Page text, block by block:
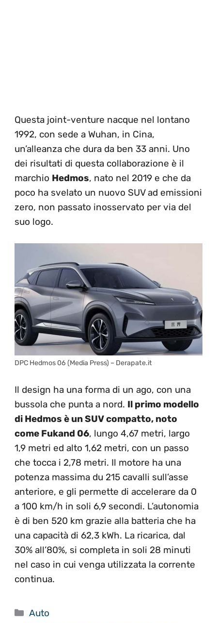
Questa joint-venture nacque nel lontano
1992, con sede a Wuhan, in Cina,
un’alleanza che dura da ben 33 anni. Uno
dei risultati di questa collaborazione è il
marchio Hedmos, nato nel 2019 e che da
poco ha svelato un nuovo SUV ad emissioni
zero, non passato inosservato per via del
suo logo.
DPC Hedmos 06 (Media Press) – Derapate.it
Il design ha una forma di un ago, con una
bussola che punta a nord. Il primo modello
di Hedmos è un SUV compatto, noto
come Fukand 06, lungo 4,67 metri, largo
1,9 metri ed alto 1,62 metri, con un passo
che tocca i 2,78 metri. Il motore ha una
potenza massima du 215 cavalli sull’asse
anteriore, e gli permette di accelerare da 0
a 100 km/h in soli 6,9 secondi. L’autonomia
è di ben 520 km grazie alla batteria che ha
una capacità di 62,3 kWh. La ricarica, dal
30% all’80%, si completa in soli 28 minuti
nel caso in cui venga utilizzata la corrente
continua.
Categorie
Auto